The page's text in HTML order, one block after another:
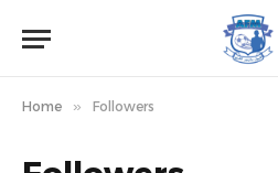
Home » Followers